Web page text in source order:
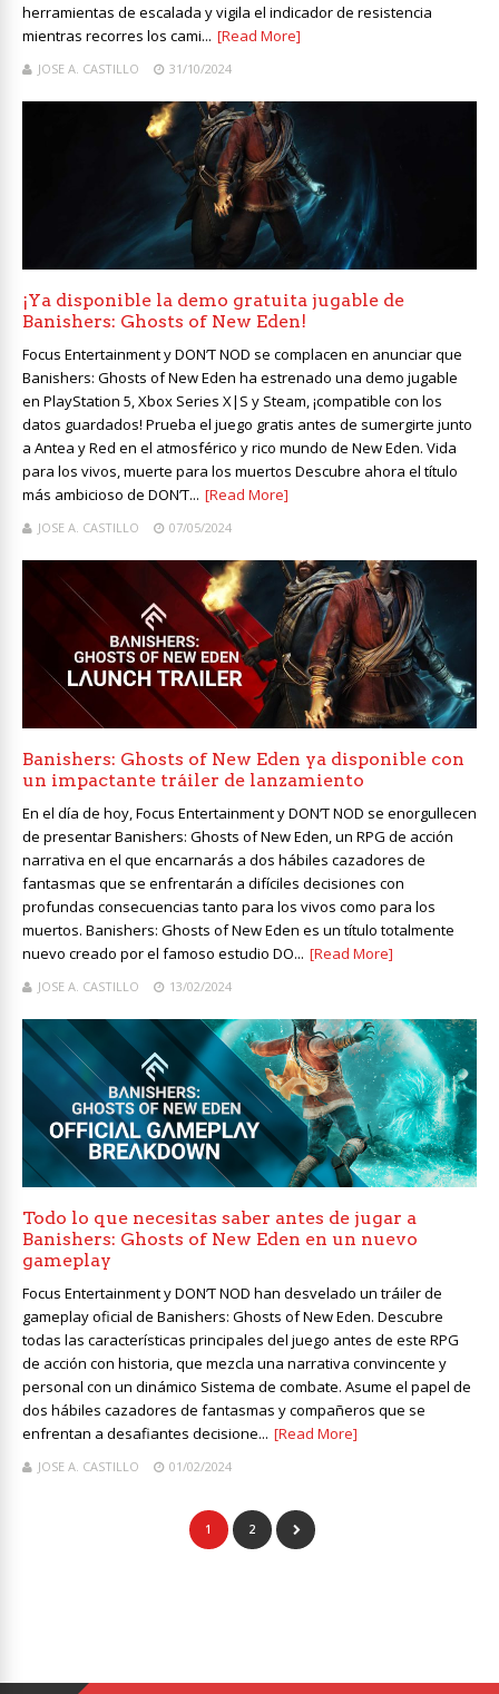
herramientas de escalada y vigila el indicador de resistencia
mientras recorres los cami... [Read More]
JOSE A. CASTILLO 31/10/2024
¡Ya disponible la demo gratuita jugable de
Banishers: Ghosts of New Eden!
Focus Entertainment y DON’T NOD se complacen en anunciar que
Banishers: Ghosts of New Eden ha estrenado una demo jugable
en PlayStation 5, Xbox Series X|S y Steam, ¡compatible con los
datos guardados! Prueba el juego gratis antes de sumergirte junto
a Antea y Red en el atmosférico y rico mundo de New Eden. Vida
para los vivos, muerte para los muertos Descubre ahora el título
más ambicioso de DON’T... [Read More]
JOSE A. CASTILLO 07/05/2024
Banishers: Ghosts of New Eden ya disponible con
un impactante tráiler de lanzamiento
En el día de hoy, Focus Entertainment y DON’T NOD se enorgullecen
de presentar Banishers: Ghosts of New Eden, un RPG de acción
narrativa en el que encarnarás a dos hábiles cazadores de
fantasmas que se enfrentarán a difíciles decisiones con
profundas consecuencias tanto para los vivos como para los
muertos. Banishers: Ghosts of New Eden es un título totalmente
nuevo creado por el famoso estudio DO... [Read More]
JOSE A. CASTILLO 13/02/2024
Todo lo que necesitas saber antes de jugar a
Banishers: Ghosts of New Eden en un nuevo
gameplay
Focus Entertainment y DON’T NOD han desvelado un tráiler de
gameplay oficial de Banishers: Ghosts of New Eden. Descubre
todas las características principales del juego antes de este RPG
de acción con historia, que mezcla una narrativa convincente y
personal con un dinámico Sistema de combate. Asume el papel de
dos hábiles cazadores de fantasmas y compañeros que se
enfrentan a desafiantes decisione... [Read More]
JOSE A. CASTILLO 01/02/2024
1 2